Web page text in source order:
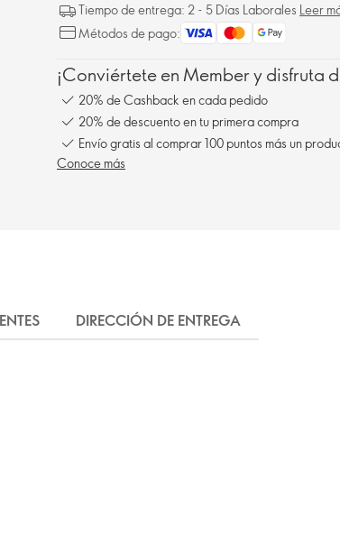
Tiempo de entrega: 2 - 5 Días Laborales Leer
Métodos de pago:
¡Conviértete en Member y disfruta
20% de Cashback en cada pedido
20% de descuento en tu primera compra
Envío gratis al comprar 100 puntos más un
Conoce más
DIRECCIÓN DE ENTREGA